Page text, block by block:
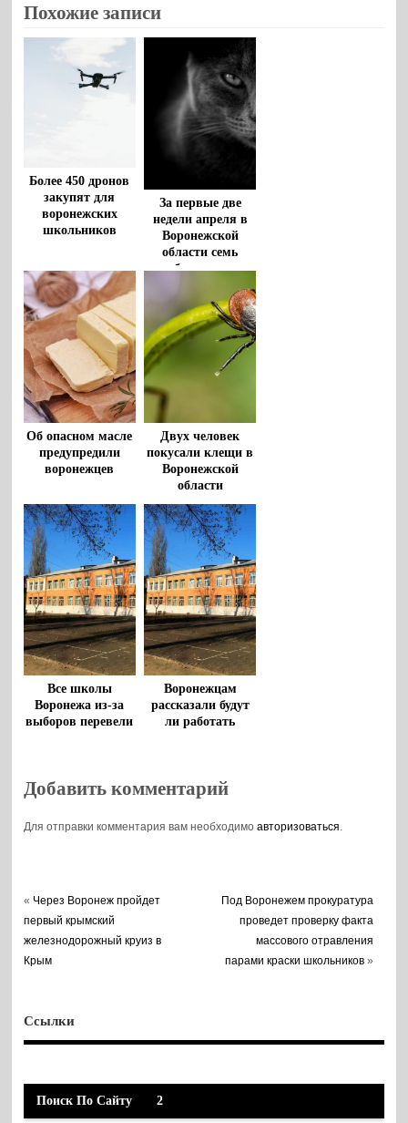
Похожие записи
Более 450 дронов
закупят для
воронежских
школьников
За первые две
недели апреля в
Воронежской
области семь
бешеных
выявили
Об опасном масле
предупредили
воронежцев
Двух человек
покусали клещи в
Воронежской
области
Все школы
Воронежа из-за
выборов перевели
Воронежцам
рассказали будут
ли работать
Добавить комментарий
Для отправки комментария вам необходимоавторизоваться
« Через Воронеж пройдет
первый крымский
железнодорожный круиз в
Крым
Под Воронежем прокуратура
проведет проверку факта
массового отравления
парами краски школьников »
Ссылки
Поиск По Сайту 2